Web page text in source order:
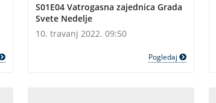
S01E04 Vatrogasna zajednica Grada
Svete Nedelje
10. travanj 2022. 09:50
Pogledaj